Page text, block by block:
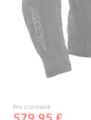
Prix conseillé :